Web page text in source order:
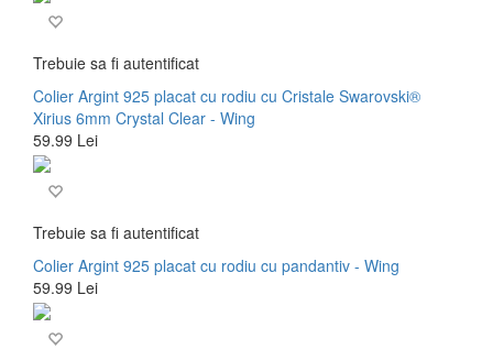
Trebuie sa fi autentificat
Colier Argint 925 placat cu rodiu cu Cristale Swarovski®
Xirius 6mm Crystal Clear - Wing
59.99 Lei
Trebuie sa fi autentificat
Colier Argint 925 placat cu rodiu cu pandantiv - Wing
59.99 Lei